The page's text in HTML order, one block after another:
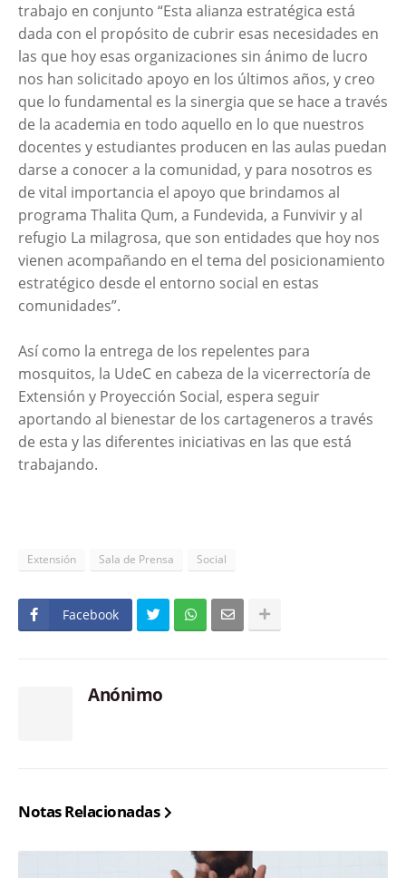
trabajo en conjunto “Esta alianza estratégica está
dada con el propósito de cubrir esas necesidades en
las que hoy esas organizaciones sin ánimo de lucro
nos han solicitado apoyo en los últimos años, y creo
que lo fundamental es la sinergia que se hace a través
de la academia en todo aquello en lo que nuestros
docentes y estudiantes producen en las aulas puedan
darse a conocer a la comunidad, y para nosotros es
de vital importancia el apoyo que brindamos al
programa Thalita Qum, a Fundevida, a Funvivir y al
refugio La milagrosa, que son entidades que hoy nos
vienen acompañando en el tema del posicionamiento
estratégico desde el entorno social en estas
comunidades”.
Así como la entrega de los repelentes para
mosquitos, la UdeC en cabeza de la vicerrectoría de
Extensión y Proyección Social, espera seguir
aportando al bienestar de los cartageneros a través
de esta y las diferentes iniciativas en las que está
trabajando.
Extensión Sala de Prensa Social
Facebook
Anónimo
Notas Relacionadas